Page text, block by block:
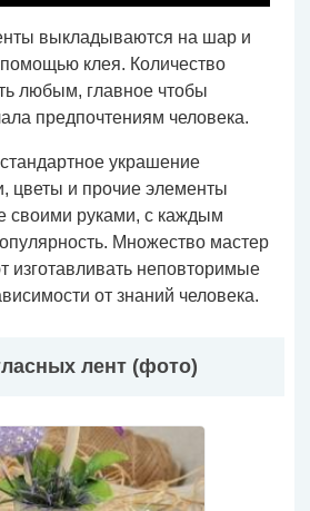
выкладываются на шар и
помощью клея. Количество
любым, главное чтобы
предпочтениям человека.
украшение
цветы и прочие элементы
своими руками, с каждым
Множество мастер
изготавливать неповторимые
от знаний человека.
лент (фото)